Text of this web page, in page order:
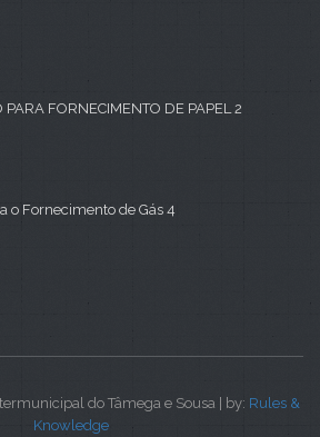
FORNECIMENTO DE PAPEL 2
o Fornecimento de Gás 4
do Tâmega e Sousa | by: Rules &
Knowledge